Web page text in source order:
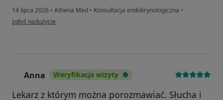
14 lipca 2026 • Athena Med • Konsultacja endokrynologiczna •
w opinii użytkownika PB
zgłoś nadużycie
Anna Weryfikacja wizyty
Lekarz z którym można porozmawiać. Słucha i